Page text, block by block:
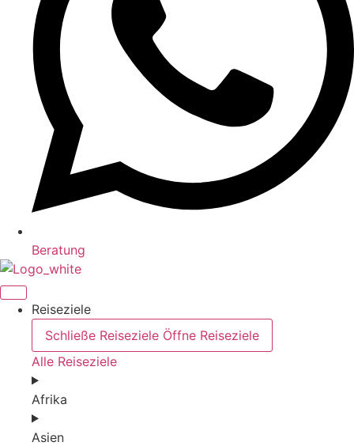
Beratung
Reiseziele
Schließe Reiseziele Öffne Reiseziele
Alle Reiseziele
Afrika
Asien